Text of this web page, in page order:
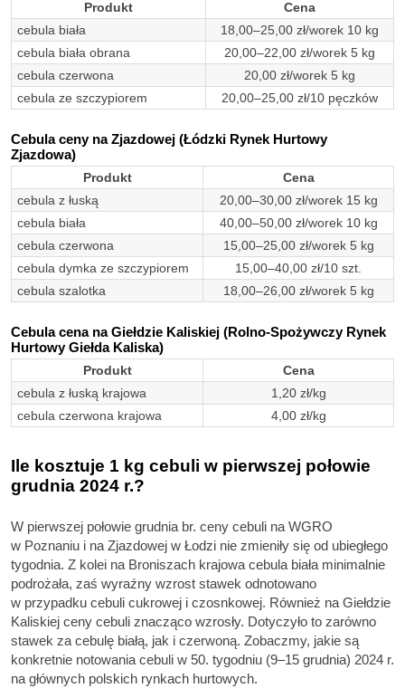
Produkt
Cena
cebula biała
18,00–25,00 zł/worek 10 kg
cebula biała obrana
20,00–22,00 zł/worek 5 kg
cebula czerwona
20,00 zł/worek 5 kg
cebula ze szczypiorem
20,00–25,00 zł/10 pęczków
Cebula ceny na Zjazdowej (Łódzki Rynek Hurtowy
Zjazdowa)
Produkt
Cena
cebula z łuską
20,00–30,00 zł/worek 15 kg
cebula biała
40,00–50,00 zł/worek 10 kg
cebula czerwona
15,00–25,00 zł/worek 5 kg
cebula dymka ze szczypiorem
15,00–40,00 zł/10 szt.
cebula szalotka
18,00–26,00 zł/worek 5 kg
Cebula cena na Giełdzie Kaliskiej (Rolno-Spożywczy Rynek
Hurtowy Giełda Kaliska)
Produkt
Cena
cebula z łuską krajowa
1,20 zł/kg
cebula czerwona krajowa
4,00 zł/kg
Ile kosztuje 1 kg cebuli w pierwszej połowie
grudnia 2024 r.?
W pierwszej połowie grudnia br. ceny cebuli na WGRO
w Poznaniu i na Zjazdowej w Łodzi nie zmieniły się od ubiegłego
tygodnia. Z kolei na Broniszach krajowa cebula biała minimalnie
podrożała, zaś wyraźny wzrost stawek odnotowano
w przypadku cebuli cukrowej i czosnkowej. Również na Giełdzie
Kaliskiej ceny cebuli znacząco wzrosły. Dotyczyło to zarówno
stawek za cebulę białą, jak i czerwoną. Zobaczmy, jakie są
konkretnie notowania cebuli w 50. tygodniu (9–15 grudnia) 2024 r.
na głównych polskich rynkach hurtowych.